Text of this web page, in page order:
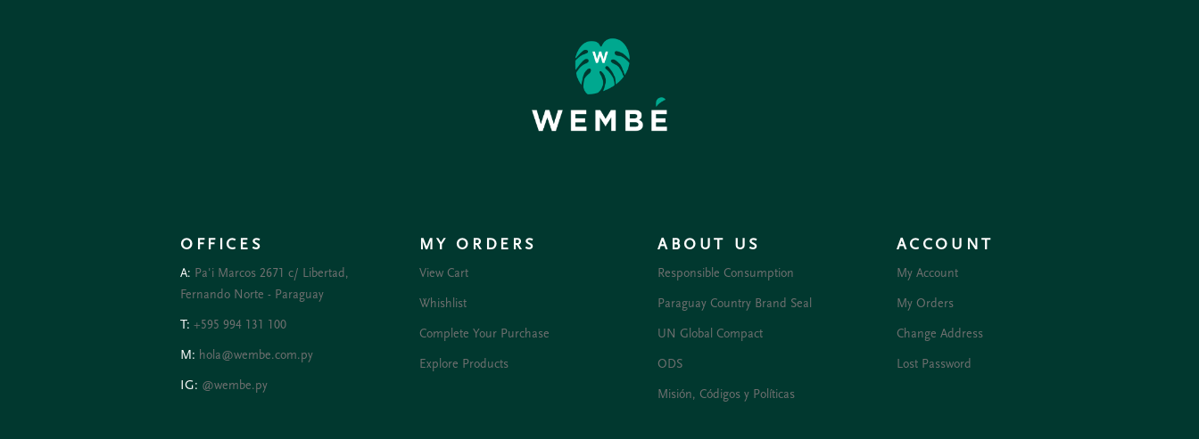
OFFICES
A: Pa'i Marcos 2671 c/ Libertad,
Fernando Norte - Paraguay
T: +595 994 131 100
M: hola@wembe.com.py
IG: @wembe.py
MY ORDERS
View Cart
Whishlist
Complete Your Purchase
Explore Products
ABOUT US
Responsible Consumption
Paraguay Country Brand Seal
UN Global Compact
ODS
Misión, Códigos y Políticas
ACCOUNT
My Account
My Orders
Change Address
Lost Password